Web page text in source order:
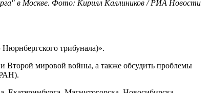
в Москве. Фото: Кирилл Каллиников / РИА Новости
трибунала)».
Второй мировой войны, а также обсудить проблемы